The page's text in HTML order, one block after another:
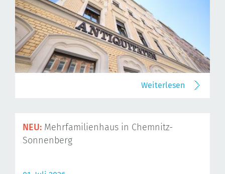
Weiterlesen
NEU: Mehrfamilienhaus in Chemnitz-
Sonnenberg